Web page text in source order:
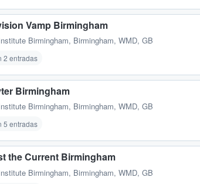
Vamp Birmingham
Birmingham, Birmingham, WMD, GB
2 entradas
Birmingham
Birmingham, Birmingham, WMD, GB
5 entradas
the Current Birmingham
Birmingham, Birmingham, WMD, GB